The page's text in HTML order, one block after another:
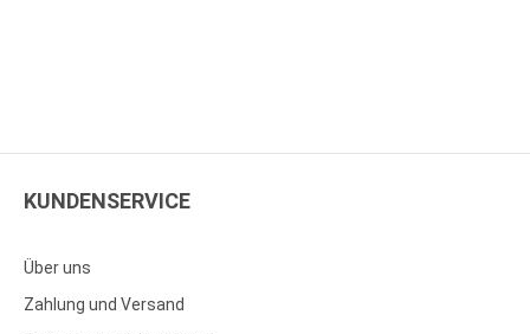
KUNDENSERVICE
Über uns
Zahlung und Versand